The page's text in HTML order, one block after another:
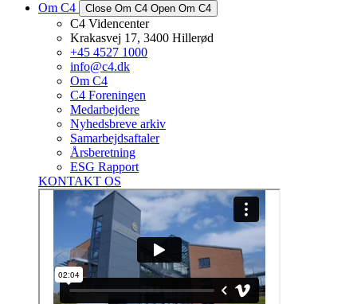
Om C4
Close Om C4 Open Om C4
C4 Videncenter
Krakasvej 17, 3400 Hillerød
+45 4527 1000
info@c4.dk
Om C4
C4 Foreningen
Medarbejdere
Nyhedsbreve arkiv
Samarbejdsaftaler
Årsberetning
ESG Rapport
KONTAKT OS